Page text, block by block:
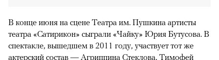
В конце июня на сцене Театра им. Пушкина артисты
театра «Сатирикон» сыграли «Чайку» Юрия Бутусова. В
спектакле, вышедшем в 2011 году, участвует тот же
актерский состав — Агриппина Стеклова, Тимофей